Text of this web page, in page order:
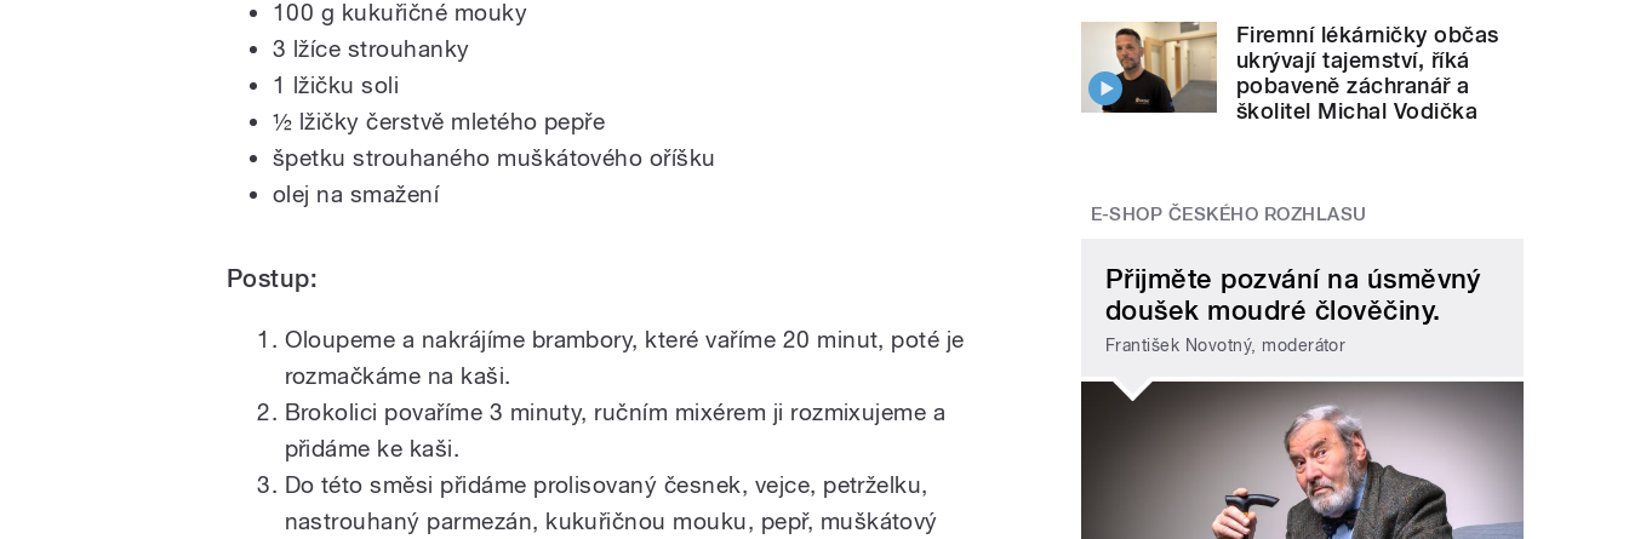
100 g kukuřičné mouky
3 lžíce strouhanky
1 lžičku soli
½ lžičky čerstvě mletého pepře
špetku strouhaného muškátového oříšku
olej na smažení
Postup:
Oloupeme a nakrájíme brambory, které vaříme 20 minut, poté je
rozmačkáme na kaši.
Brokolici povaříme 3 minuty, ručním mixérem ji rozmixujeme a
přidáme ke kaši.
Do této směsi přidáme prolisovaný česnek, vejce, petrželku,
nastrouhaný parmezán, kukuřičnou mouku, pepř, muškátový
Firemní lékárničky občas
ukrývají tajemství, říká
pobaveně záchranář a
školitel Michal Vodička
E-SHOP ČESKÉHO ROZHLASU
Přijměte pozvání na úsměvný
doušek moudré člověčiny.
František Novotný, moderátor